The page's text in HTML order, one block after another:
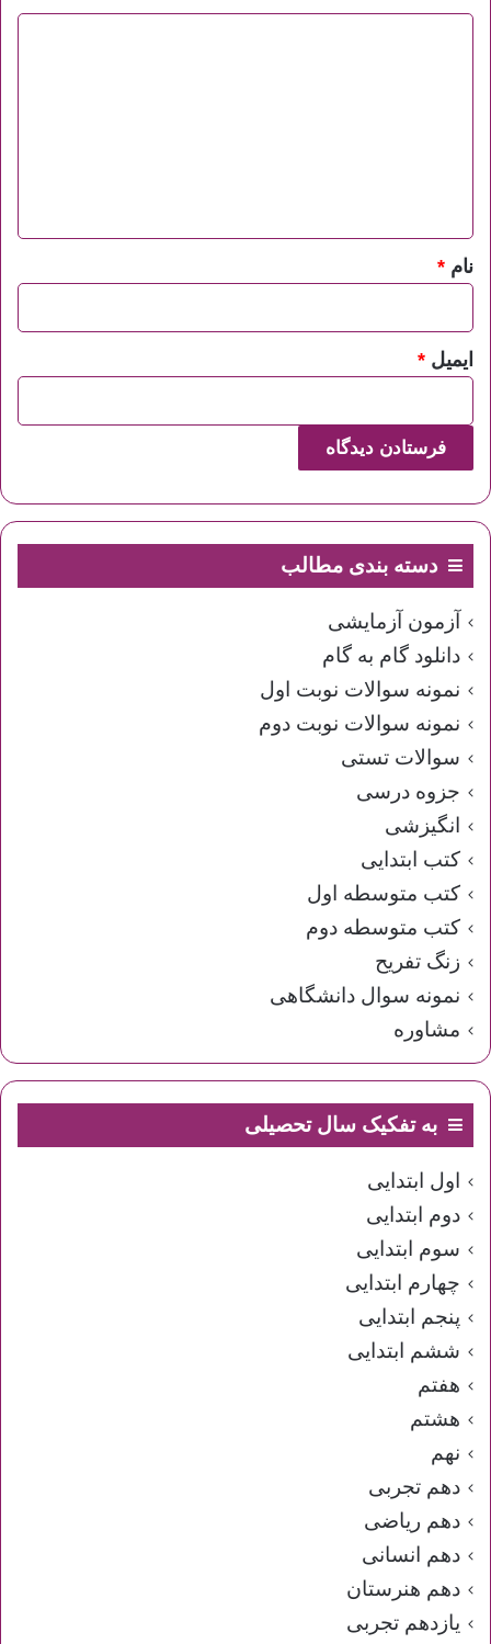
نام *
ایمیل *
دسته بندی مطالب
آزمون آزمایشی
دانلود گام به گام
نمونه سوالات نوبت اول
نمونه سوالات نوبت دوم
سوالات تستی
جزوه درسی
انگیزشی
کتب ابتدایی
کتب متوسطه اول
کتب متوسطه دوم
زنگ تفریح
نمونه سوال دانشگاهی
مشاوره
به تفکیک سال تحصیلی
اول ابتدایی
دوم ابتدایی
سوم ابتدایی
چهارم ابتدایی
پنجم ابتدایی
ششم ابتدایی
هفتم
هشتم
نهم
دهم تجربی
دهم ریاضی
دهم انسانی
دهم هنرستان
یازدهم تجربی